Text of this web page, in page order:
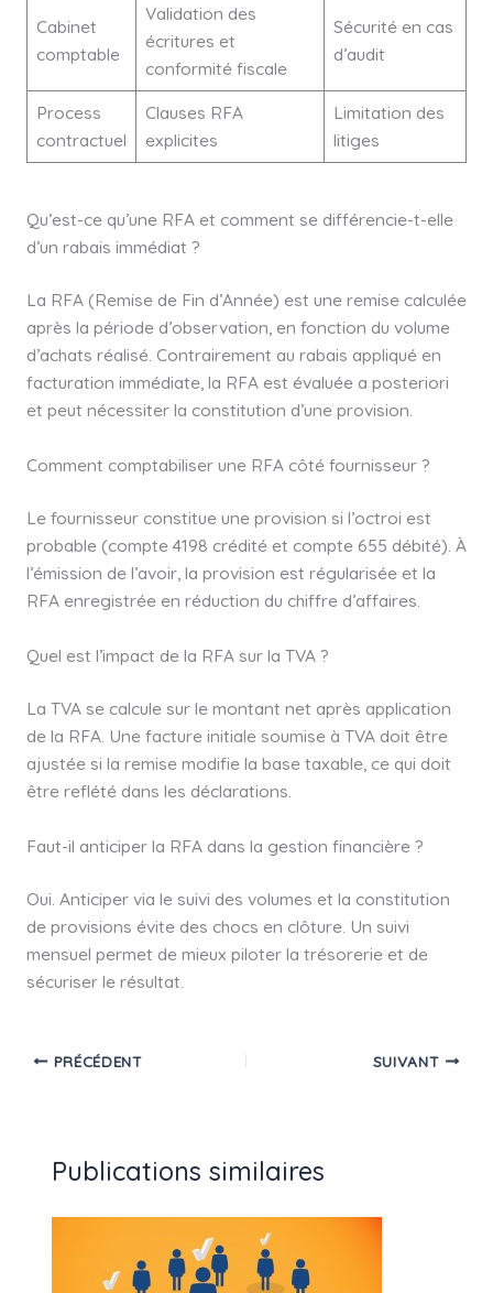
Cabinet
comptable
Validation des
écritures et
conformité fiscale
Sécurité en cas
d’audit
Process
contractuel
Clauses RFA
explicites
Limitation des
litiges
Qu’est-ce qu’une RFA et comment se différencie-t-elle
d’un rabais immédiat ?
La RFA (Remise de Fin d’Année) est une remise calculée
après la période d’observation, en fonction du volume
d’achats réalisé. Contrairement au rabais appliqué en
facturation immédiate, la RFA est évaluée a posteriori
et peut nécessiter la constitution d’une provision.
Comment comptabiliser une RFA côté fournisseur ?
Le fournisseur constitue une provision si l’octroi est
probable (compte 4198 crédité et compte 655 débité). À
l’émission de l’avoir, la provision est régularisée et la
RFA enregistrée en réduction du chiffre d’affaires.
Quel est l’impact de la RFA sur la TVA ?
La TVA se calcule sur le montant net après application
de la RFA. Une facture initiale soumise à TVA doit être
ajustée si la remise modifie la base taxable, ce qui doit
être reflété dans les déclarations.
Faut-il anticiper la RFA dans la gestion financière ?
Oui. Anticiper via le suivi des volumes et la constitution
de provisions évite des chocs en clôture. Un suivi
mensuel permet de mieux piloter la trésorerie et de
sécuriser le résultat.
PRÉCÉDENT SUIVANT
Publications similaires